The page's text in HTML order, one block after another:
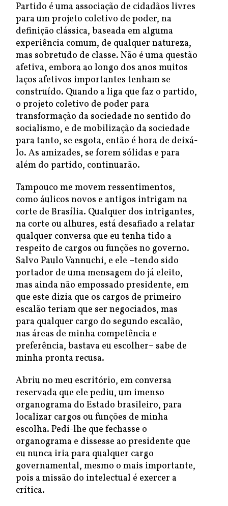
Partido é uma associação de cidadãos livres
para um projeto coletivo de poder, na
definição clássica, baseada em alguma
experiência comum, de qualquer natureza,
mas sobretudo de classe. Não é uma questão
afetiva, embora ao longo dos anos muitos
laços afetivos importantes tenham se
construído. Quando a liga que faz o partido,
o projeto coletivo de poder para
transformação da sociedade no sentido do
socialismo, e de mobilização da sociedade
para tanto, se esgota, então é hora de deixá-
lo. As amizades, se forem sólidas e para
além do partido, continuarão.
Tampouco me movem ressentimentos,
como áulicos novos e antigos intrigam na
corte de Brasília. Qualquer dos intrigantes,
na corte ou alhures, está desafiado a relatar
qualquer conversa que eu tenha tido a
respeito de cargos ou funções no governo.
Salvo Paulo Vannuchi, e ele –tendo sido
portador de uma mensagem do já eleito,
mas ainda não empossado presidente, em
que este dizia que os cargos de primeiro
escalão teriam que ser negociados, mas
para qualquer cargo do segundo escalão,
nas áreas de minha competência e
preferência, bastava eu escolher– sabe de
minha pronta recusa.
Abriu no meu escritório, em conversa
reservada que ele pediu, um imenso
organograma do Estado brasileiro, para
localizar cargos ou funções de minha
escolha. Pedi-lhe que fechasse o
organograma e dissesse ao presidente que
eu nunca iria para qualquer cargo
governamental, mesmo o mais importante,
pois a missão do intelectual é exercer a
crítica.